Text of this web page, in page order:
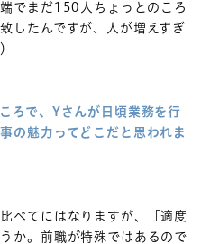
でまだ150人ちょっとのころ
したんですが、人が増えすぎ
で、Yさんが日頃業務を行
の魅力ってどこだと思われま
べてにはなりますが、「適度
か。前職が特殊ではあるので